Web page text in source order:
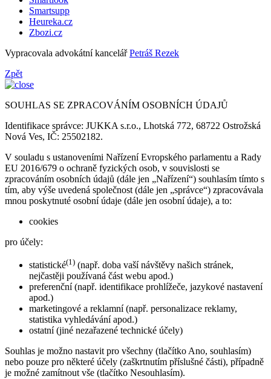
Smartsupp
Heureka.cz
Zbozi.cz
Vypracovala advokátní kancelářPetráš Rezek
Zpět
SOUHLAS SE ZPRACOVÁNÍM OSOBNÍCH ÚDAJŮ
Identifikace správce: JUKKA s.r.o., Lhotská 772, 68722 Ostrožská
Nová Ves, IČ: 25502182.
V souladu s ustanoveními Nařízení Evropského parlamentu a Rady
EU 2016/679 o ochraně fyzických osob, v souvislosti se
zpracováním osobních údajů (dále jen „Nařízení“) souhlasím tímto s
tím, aby výše uvedená společnost (dále jen „správce“) zpracovávala
mnou poskytnuté osobní údaje (dále jen osobní údaje), a to:
cookies
pro účely:
statistické(1) (např. doba vaší návštěvy našich stránek,
nejčastěji používaná část webu apod.)
preferenční (např. identifikace prohlížeče, jazykové nastavení
apod.)
marketingové a reklamní (např. personalizace reklamy,
statistika vyhledávání apod.)
ostatní (jiné nezařazené technické účely)
Souhlas je možno nastavit pro všechny (tlačítko Ano, souhlasím)
nebo pouze pro některé účely (zaškrtnutím příslušné části), případně
je možné zamítnout vše (tlačítko Nesouhlasím).